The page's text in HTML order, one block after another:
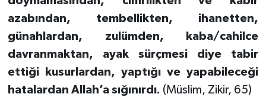
azabından, tembellikten, ihanetten,
günahlardan, zulümden, kaba/cahilce
davranmaktan, ayak sürçmesi diye tabir
ettiği kusurlardan, yaptığı ve yapabileceği
hatalardan Allah’a sığınırdı. (Müslim, Zikir, 65)